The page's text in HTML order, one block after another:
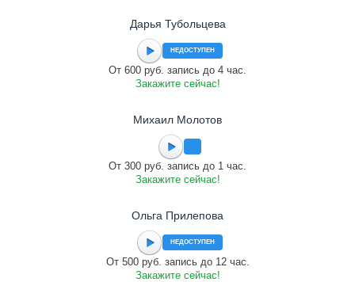
Дарья Тубольцева
НЕДОСТУПЕН
От 600 руб. запись до 4 час.
Закажите сейчас!
Михаил Молотов
От 300 руб. запись до 1 час.
Закажите сейчас!
Ольга Прилепова
НЕДОСТУПЕН
От 500 руб. запись до 12 час.
Закажите сейчас!